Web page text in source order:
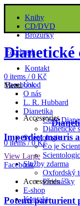
Knihy
CD/DVD
Brožurky
Facebook
Kontakt
Facebook
Dianetické
0 items / 0 Kč
Menu
0items / 0Kč
Úvod
O nás
L. R. Hubbard
Dianetika
Co je
Dianetické
Scientologie
Co je
Služby zdarma
Oxfordský
Přednášky
E-shop
Kontakt
Accessories
Imperdiet mauris
View Large
Facebook
Accessories
Potenti parturient